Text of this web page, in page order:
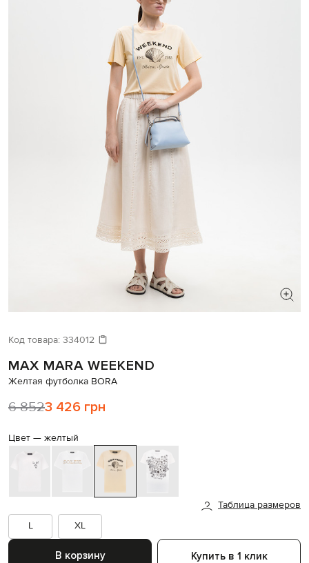
Давайте подберем что-то еще
Похожие товары
Код товара: 334012
MAX MARA WEEKEND
Желтая футболка BORA
6 8523 426 грн
Цвет — желтый
Таблица размеров
L
XL
В корзину Купить в 1 клик